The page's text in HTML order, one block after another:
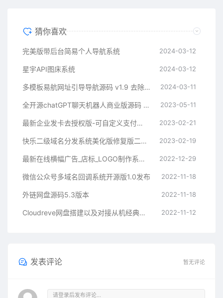
猜你喜欢
完美版带后台简易个人导航系统 2024-03-12
星宇API图床系统 2024-03-12
多模板易航网址引导导航源码 v1.9 去除弹窗等开心版 2024-03-11
全开源chatGPT聊天机器人商业版源码 支持魔改 完全开放源代码 2023-05-11
最新企业发卡去授权版-可自定义支付接口 2023-02-21
快乐二级域名分发系统美化版修复版二开版 2023-02-19
最新在线横幅广告_店标_LOGO制作系统源码本地接口版 2022-12-29
微信公众号多域名回调系统开源版1.0发布 2022-11-18
外链网盘源码5.3版本 2022-11-18
Cloudreve网盘搭建以及对接从机经典教程 2022-11-12
发表评论 暂无评论